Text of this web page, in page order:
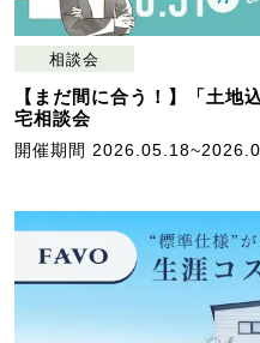
相談会
【まだ間に合う！】「土地
宅相談会
開催期間